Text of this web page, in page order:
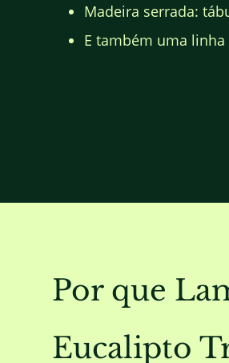
Madeira serrada:
E também uma
Por que
Eucalipto